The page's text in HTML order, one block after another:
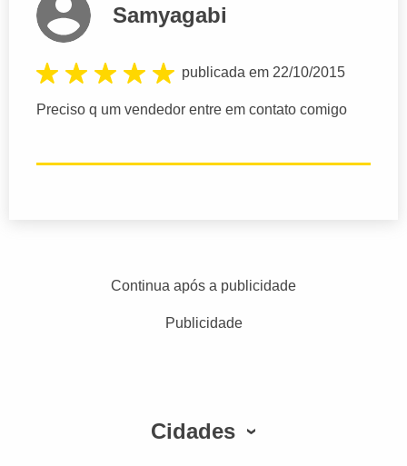
Samyagabi
publicada em 22/10/2015
Preciso q um vendedor entre em contato comigo
Continua após a publicidade
Publicidade
Cidades